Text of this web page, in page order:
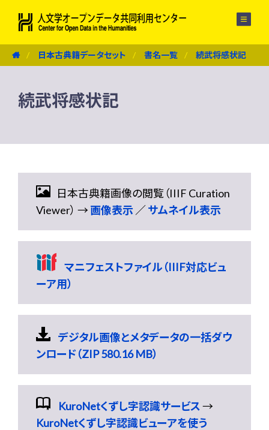
日本古典籍データセット 書名一覧 続武将感状記
続武将感状記
日本古典籍画像の閲覧（IIIF Curation
Viewer） →画像表示 ／サムネイル表示
マニフェストファイル（IIIF対応ビュ
ーア用）
デジタル画像とメタデータの一括ダウ
ンロード（ZIP 580.16 MB）
KuroNetくずし字認識サービス→
KuroNetくずし字認識ビューアを使う